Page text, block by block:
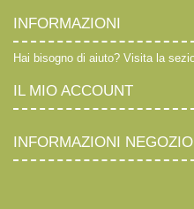
INFORMAZIONI
Hai bisogno di aiuto? Visita la
IL MIO ACCOUNT
INFORMAZIONI NEGOZIO